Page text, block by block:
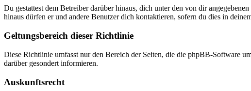
Du gestattest dem Betreiber darüber hinaus, dich unter den von dir
hinaus dürfen er und andere Benutzer dich kontaktieren, sofern du dies in
Geltungsbereich dieser Richtlinie
Diese Richtlinie umfasst nur den Bereich der Seiten, die die phpBB-Software
darüber gesondert informieren.
Auskunftsrecht